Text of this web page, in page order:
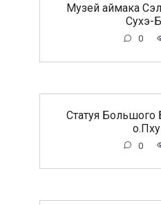
Музей аймака
Сухэ-
0
Статуя Большого
0